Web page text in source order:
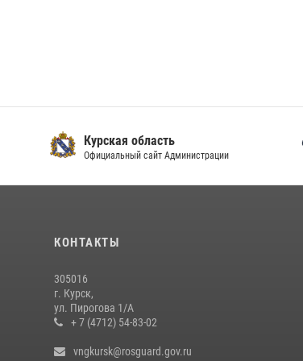
Курская область
Официальный сайт Администрации
КОНТАКТЫ
305016
г. Курск,
ул. Пирогова 1/А
+ 7 (4712) 54-83-02
vngkursk@rosguard.gov.ru